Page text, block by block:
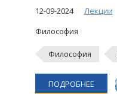
12-09-2024
Лекции
Философия
Философия
ПОДРОБНЕЕ